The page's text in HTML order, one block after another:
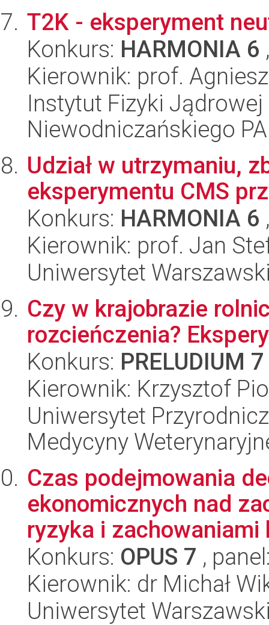
T2K - eksperyment
Konkurs: HARMONIA 6
Kierownik: prof.
Instytut Fizyki
Niewodniczańskiego
Udział w utrzymaniu,
eksperymentu CMS
Konkurs: HARMONIA 6
Kierownik: prof. Jan
Uniwersytet
Czy w krajobrazie
rozcieńczenia?
Konkurs: PRELUDIUM 7
Kierownik: Krzysztof
Uniwersytet
Medycyny
Czas podejmowania
ekonomicznych nad
ryzyka i zachowaniami
Konkurs: OPUS 7 ,
Kierownik: dr Michał
Uniwersytet